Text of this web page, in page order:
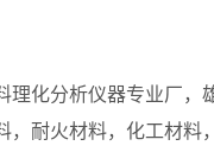
化分析仪器专业厂，
耐火材料，化工材